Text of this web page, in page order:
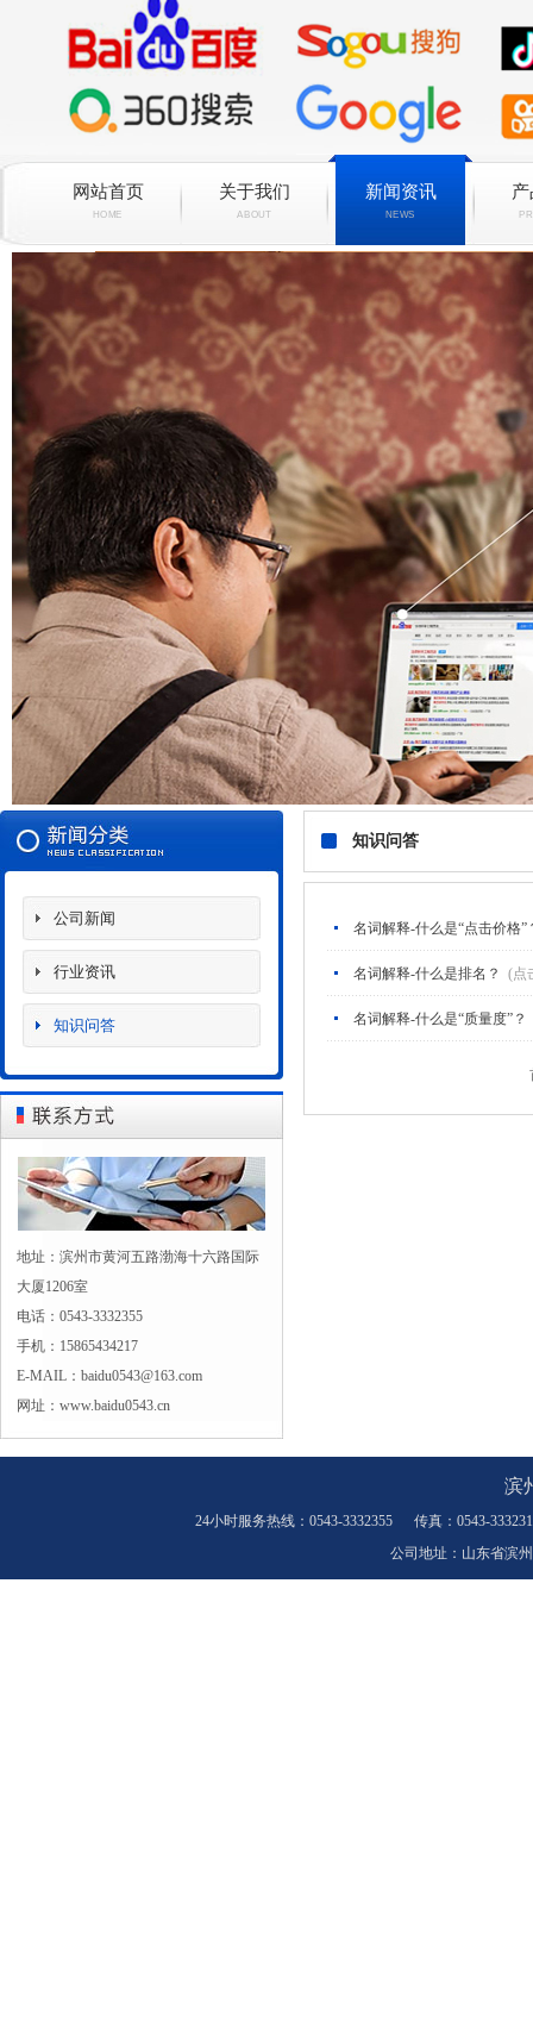
网站首页
HOME
关于我们
ABOUT
新闻资讯
NEWS
公司新闻
行业资讯
知识问答
地址：滨州市黄河五路渤海十六路国际
大厦1206室
电话：0543-3332355
手机：15865434217
E-MAIL：baidu0543@163.com
网址：www.baidu0543.cn
知识问答
名词解释-什么是“点击价格
名词解释-什么是排名？ (点
名词解释-什么是“质量度”？
滨
24小时服务热线：0543-3332355 传真：0543-
公司地址：山东省滨